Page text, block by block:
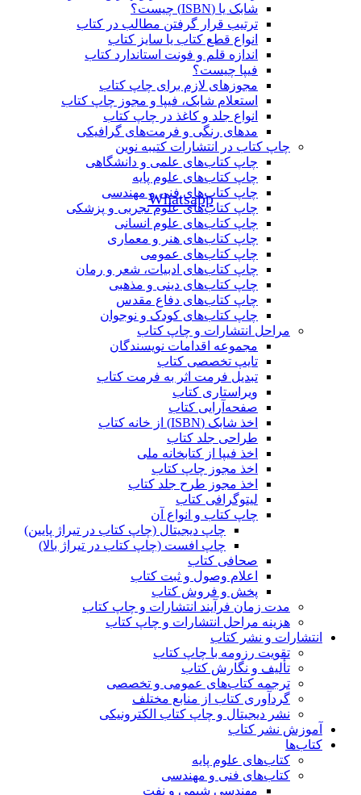
Whatsapp
Whatsapp
شابک یا (ISBN) چیست؟
ترتیب قرار گرفتن مطالب در کتاب
انواع قطع کتاب یا سایز کتاب
اندازه قلم و فونت استاندارد کتاب
فیپا چیست؟
مجوزهای لازم برای چاپ کتاب
استعلام شابک، فیپا و مجوز چاپ کتاب
انواع جلد و کاغذ در چاپ کتاب
مدهای رنگی و فرمت‌های گرافیکی
چاپ کتاب در انتشارات کتیبه نوین
چاپ کتاب‌های علمی و دانشگاهی
چاپ کتاب‌های علوم پایه
چاپ کتاب‌های فنی و مهندسی
چاپ کتاب‌های علوم تجربی و پزشکی
چاپ کتاب‌های علوم انسانی
چاپ کتاب‌های هنر و معماری
چاپ کتاب‌های عمومی
چاپ کتاب‌های ادبیات، شعر و رمان
چاپ کتاب‌های دینی و مذهبی
چاپ کتاب‌های دفاع مقدس
چاپ کتاب‌های کودک و نوجوان
مراحل انتشارات و چاپ کتاب
مجموعه اقدامات نویسندگان
تایپ تخصصی کتاب
تبدیل فرمت اثر به فرمت کتاب
ویراستاری کتاب
صفحه‌آرایی کتاب
اخذ شابک (ISBN) از خانه کتاب
طراحی جلد کتاب
اخذ فیپا از کتابخانه ملی
اخذ مجوز چاپ کتاب
اخذ مجوز طرح جلد کتاب
لیتوگرافی کتاب
چاپ کتاب و انواع آن
چاپ دیجیتال (چاپ کتاب در تیراژ پایین)
چاپ افست (چاپ کتاب در تیراژ بالا)
صحافی کتاب
اعلام وصول و ثبت کتاب
پخش و فروش کتاب
مدت زمان فرآیند انتشارات و چاپ کتاب
هزینه مراحل انتشارات و چاپ کتاب
انتشارات و نشر کتاب
تقویت رزومه با چاپ کتاب
تألیف و نگارش کتاب
ترجمه کتاب‌های عمومی و تخصصی
گردآوری کتاب از منابع مختلف
نشر دیجیتال و چاپ کتاب الکترونیکی
آموزش نشر کتاب
کتاب‌ها
کتاب‌های علوم پایه
کتاب‌های فنی و مهندسی
مهندسی شیمی و نفت